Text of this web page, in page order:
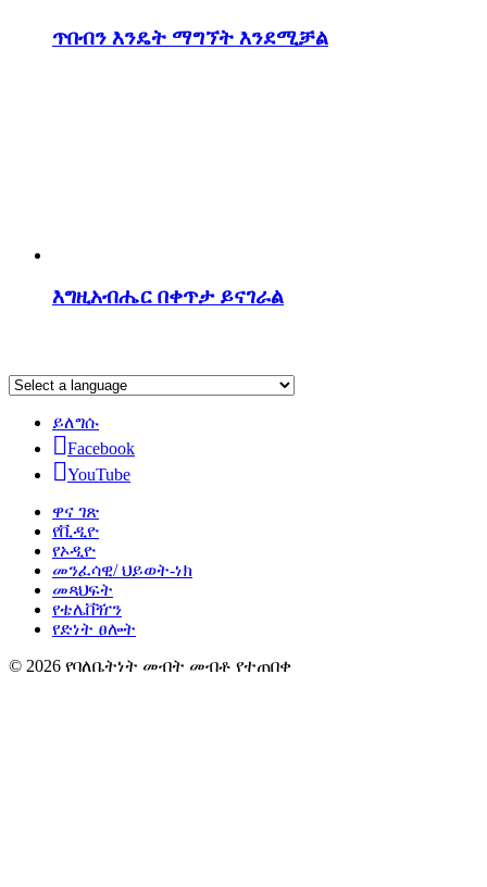
ጥበብን እንዴት ማግኘት እንደሚቻል
እግዚአብሔር በቀጥታ ይናገራል
ይለግሱ
Facebook
YouTube
ዋና ገጽ
የቪዲዮ
የኦዲዮ
መንፈሳዊ/ ህይወት-ነክ
መጻህፍት
የቴሌቨዥን
የድነት ፀሎት
© 2026 የባለቤትነት መብት መብቶ የተጠበቀ